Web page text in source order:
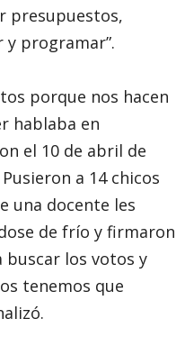
presupuestos,
programar”.
porque nos hacen
hablaba en
el 10 de abril de
a 14 chicos
una docente les
de frío y firmaron
los votos y
tenemos que